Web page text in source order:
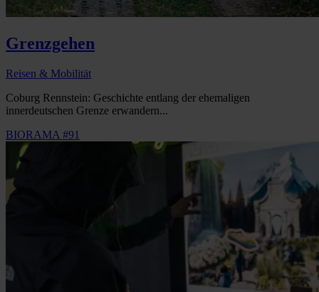
Grenzgehen
Reisen & Mobilität
Coburg Rennstein: Geschichte entlang der ehemaligen
innerdeutschen Grenze erwandern...
BIORAMA #91